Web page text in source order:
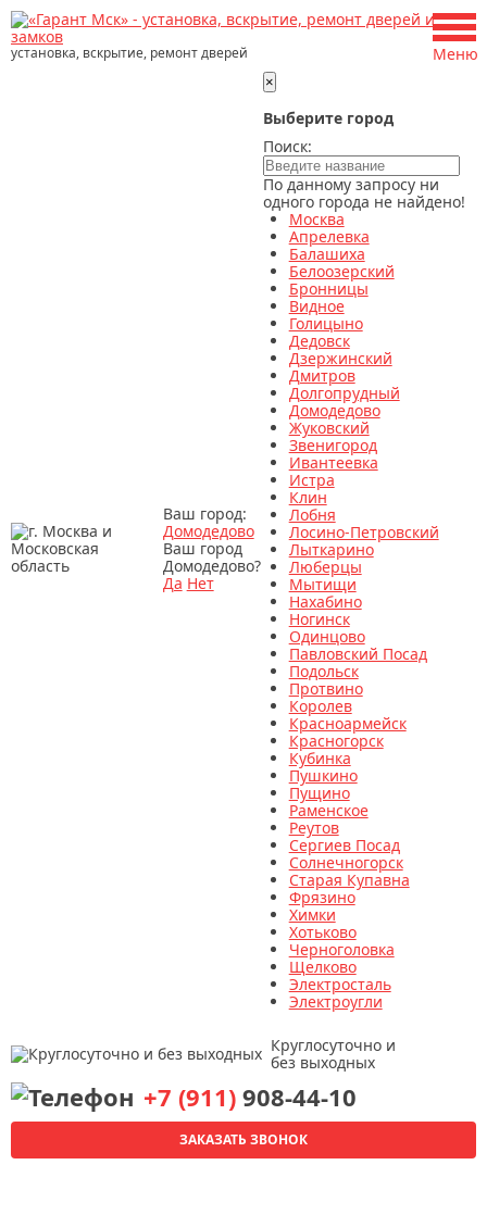
установка, вскрытие, ремонт дверей
Ваш город:
Домодедово
Ваш город
Домодедово?
Да Нет
×
Выберите город
Поиск:
По данному запросу ни
одного города не найдено!
Москва
Апрелевка
Балашиха
Белоозерский
Бронницы
Видное
Голицыно
Дедовск
Дзержинский
Дмитров
Долгопрудный
Домодедово
Жуковский
Звенигород
Ивантеевка
Истра
Клин
Лобня
Лосино-Петровский
Лыткарино
Люберцы
Мытищи
Нахабино
Ногинск
Одинцово
Павловский Посад
Подольск
Протвино
Королев
Красноармейск
Красногорск
Кубинка
Пушкино
Пущино
Раменское
Реутов
Сергиев Посад
Солнечногорск
Старая Купавна
Фрязино
Химки
Хотьково
Черноголовка
Щелково
Электросталь
Электроугли
Круглосуточно и
без выходных
+7 (911) 908-44-10
ЗАКАЗАТЬ ЗВОНОК
Меню